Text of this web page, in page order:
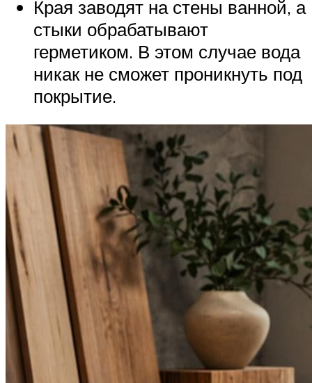
Края заводят на стены ванной, а
стыки обрабатывают
герметиком. В этом случае вода
никак не сможет проникнуть под
покрытие.